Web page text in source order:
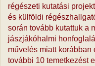
régészeti kutatási
és külföldi
során tovább kutattuk a
jászjákóhalmi
művelés miatt
további 10 temetkezést